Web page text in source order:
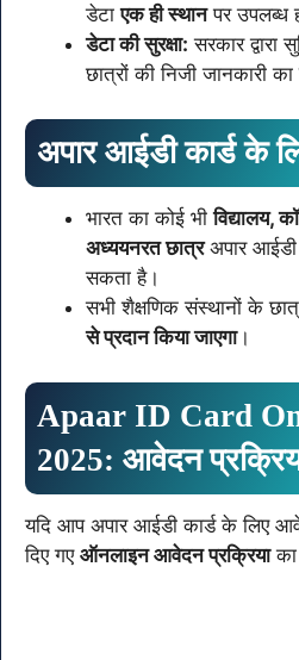
डेटाएक ही स्थानपर उपलब्ध
डेटा की सुरक्षा: सरकार द्वारा
छात्रों की निजी जानकारी का
अपार आईडी कार्ड के
भारत का कोई भीविद्यालय,
अध्ययनरत छात्रअपार
सकता है।
सभी शैक्षणिक संस्थानों के
से प्रदान किया जाएगा।
Apaar ID Card
2025: आवेदन
यदि आप अपार आईडी कार्ड के लिए
दिए गए ऑनलाइन आवेदन प्रक्रियाका